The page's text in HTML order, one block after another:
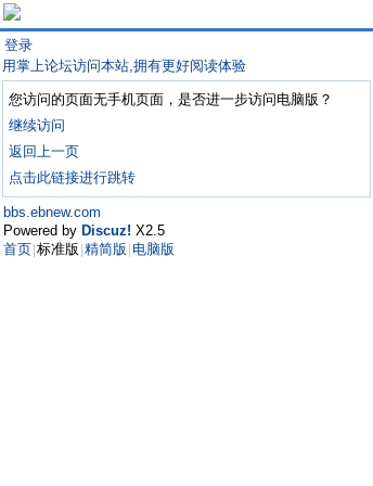
登录
用掌上论坛访问本站,拥有更好阅读体验
您访问的页面无手机页面，是否进一步访问电脑版？
继续访问
返回上一页
点击此链接进行跳转
bbs.ebnew.com
Powered by Discuz! X2.5
首页 标准版 精简版 电脑版